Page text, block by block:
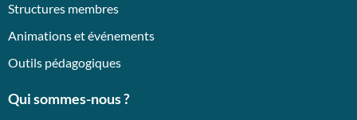
Structures membres
Animations et événements
Outils pédagogiques
Qui sommes-nous ?